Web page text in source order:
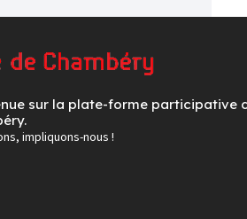
sur la plate-forme participative
impliquons-nous !